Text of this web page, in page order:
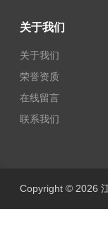
关于我们
关于我们
荣誉资质
在线留言
联系我们
Copyright © 2026